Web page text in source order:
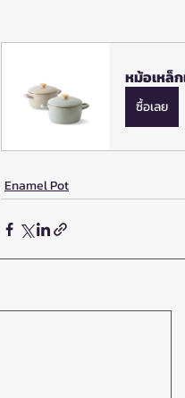
หม้อเหล็
ซื้อเลย
Enamel Pot